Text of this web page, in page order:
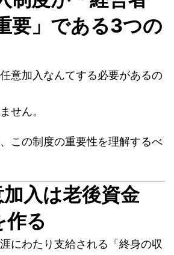
要」である3つの
意加入なんてする必要があるの
せん。
この制度の重要性を理解するべ
入は老後資金
作る
にわたり支給される「終身の収